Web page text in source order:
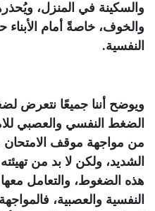
والسكينة في المنزل،
والخوف، خاصةً أمام الأبناء
النفسية.
ويوضح أننا جميعًا نتعرض
الضغط النفسي والعصبي
من مواجهة موقف الامتحان
الشديد، ولكن لا بد من
هذه الضغوط، والتعامل
النفسية والعصبية،